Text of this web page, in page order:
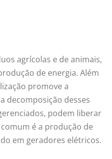
agrícolas e de animais,
de energia. Além
promove a
decomposição desses
podem liberar
é a produção de
em geradores elétricos.